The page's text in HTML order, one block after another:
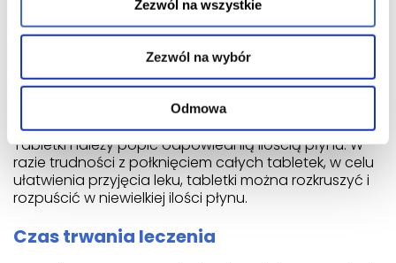
Zezwól na wszystkie
Zezwól na wybór
Odmowa
Ayupil tabletki ulegające rozpadowi w jamie ustnej
(12,5 mg) - 20 tabl. w blistrze
Cartexan Kapsułki twarde (400 mg) - 180 kaps.
Actigra Forte Tabletki powlekane (50 mg) - 2 tabl.
Sposób podawania
Tabletki należy popić odpowiednią ilością płynu. W
razie trudności z połknięciem całych tabletek, w celu
ułatwienia przyjęcia leku, tabletki można rozkruszyć i
rozpuścić w niewielkiej ilości płynu.
Czas trwania leczenia